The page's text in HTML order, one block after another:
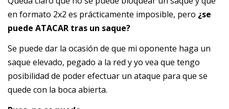
en formato 2x2 es prácticamente imposible, pero ¿se
puede ATACAR tras un saque?
Se puede dar la ocasión de que mi oponente haga un
saque elevado, pegado a la red y yo vea que tengo
posibilidad de poder efectuar un ataque para que se
quede con la boca abierta.